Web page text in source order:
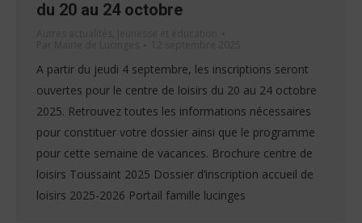
du 20 au 24 octobre
A partir du jeudi 4 septembre, les inscriptions seront
ouvertes pour le centre de loisirs du 20 au 24 octobre
2025. Retrouvez toutes les informations nécessaires
pour constituer votre dossier ainsi que le programme
pour cette semaine de vacances. Brochure centre de
loisirs Toussaint 2025 Dossier d’inscription accueil de
loisirs 2025-2026 Portail famille lucinges